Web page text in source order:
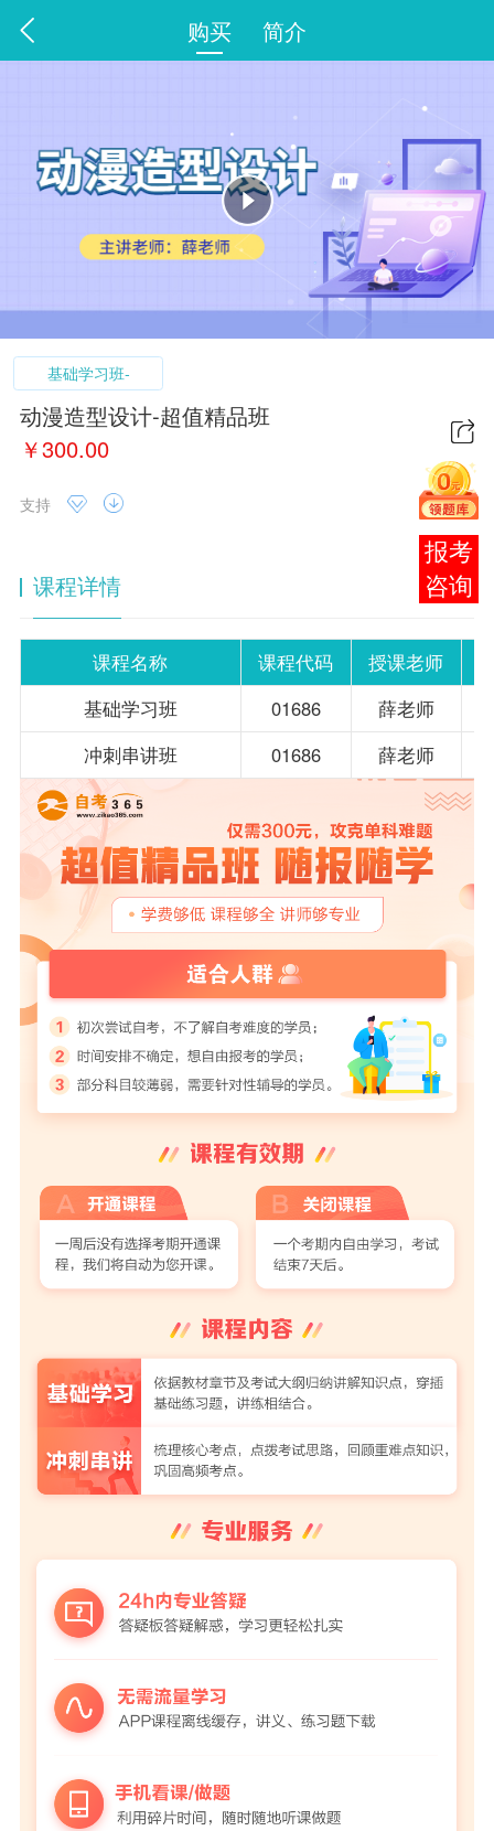
购买 简介
基础学习班-
动漫造型设计-超值精品班
￥300.00
支持
课程详情
课程名称 课程代码
授课老师
基础学习班
01686
薛老师
冲刺串讲班
01686 薛老师
在线
客服